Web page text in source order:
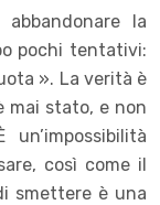
la
pochi tentativi:
». La verità è
mai stato, e non
così come il
smettere è una